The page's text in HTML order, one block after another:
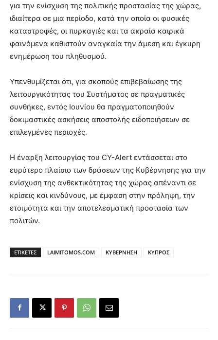
για την ενίσχυση της πολιτικής προστασίας της χώρας,
ιδιαίτερα σε μια περίοδο, κατά την οποία οι φυσικές
καταστροφές, οι πυρκαγιές και τα ακραία καιρικά
φαινόμενα καθιστούν αναγκαία την άμεση και έγκυρη
ενημέρωση του πληθυσμού.
Υπενθυμίζεται ότι, για σκοπούς επιβεβαίωσης της
λειτουργικότητας του Συστήματος σε πραγματικές
συνθήκες, εντός Ιουνίου θα πραγματοποιηθούν
δοκιμαστικές ασκήσεις αποστολής ειδοποιήσεων σε
επιλεγμένες περιοχές.
Η έναρξη λειτουργίας του CY-Alert εντάσσεται στο
ευρύτερο πλαίσιο των δράσεων της Κυβέρνησης για την
ενίσχυση της ανθεκτικότητας της χώρας απέναντι σε
κρίσεις και κινδύνους, με έμφαση στην πρόληψη, την
ετοιμότητα και την αποτελεσματική προστασία των
πολιτών.
ΕΤΙΚΕΤΕΣ LAIMITOMOS.COM ΚΥΒΕΡΝΗΣΗ ΚΥΠΡΟΣ